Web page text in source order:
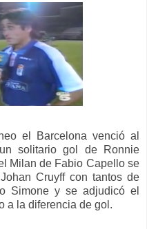
el Barcelona venció al
solitario gol de Ronnie
Milande Fabio Capellose
han Cruyff con tantosde
Simone y se adjudicó el
a la diferencia de gol .